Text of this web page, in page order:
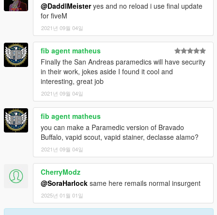
@DaddlMeisteryes and no reload i use final update
for fiveM
2021년 09월 04일
fib agent matheus
Finally the San Andreas paramedics will have security
in their work, jokes aside I found it cool and
interesting, great job
2021년 09월 04일
fib agent matheus
you can make a Paramedic version of Bravado
Buffalo, vapid scout, vapid stainer, declasse alamo?
2021년 09월 04일
CherryModz
@SoraHarlock same here remails normal insurgent
2025년 01월 01일